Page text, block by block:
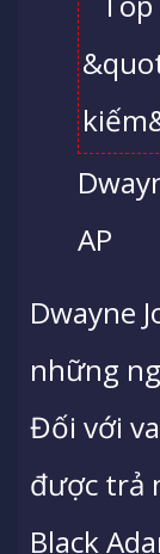
AP
Dwayne
những
Đối với
được trả
Black